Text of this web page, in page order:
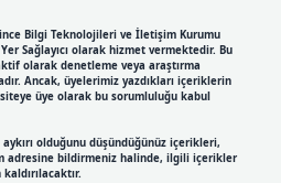
Bilgi Teknolojileri ve İletişim Kurumu
Sağlayıcı olarak hizmet vermektedir. Bu
olarak denetleme veya araştırma
Ancak, üyelerimiz yazdıkları içeriklerin
üye olarak bu sorumluluğu kabul
olduğunu düşündüğünüz içerikleri,
adresine bildirmeniz halinde, ilgili içerikler